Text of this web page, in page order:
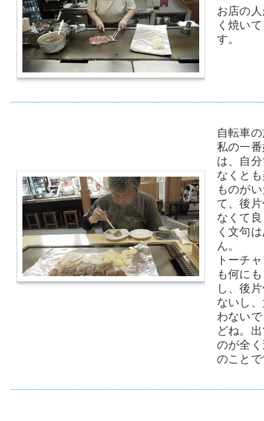
お店の
く焼い
す。
自転車
私の一
は、自
なくと
ものが
て、後
なくて
く文句
ん。
トーチ
も何に
し、後
ないし
わない
どね。
のが全
のこと